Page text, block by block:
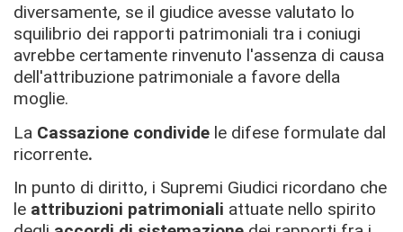
diversamente, se il giudice avesse valutato lo
squilibrio dei rapporti patrimoniali tra i coniugi
avrebbe certamente rinvenuto l'assenza di causa
dell'attribuzione patrimoniale a favore della
moglie.
La Cassazione condivide le difese formulate dal
ricorrente.
In punto di diritto, i Supremi Giudici ricordano che
le attribuzioni patrimoniali attuate nello spirito